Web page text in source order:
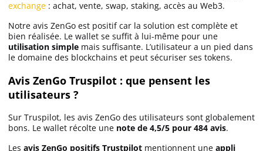
exchange : achat, vente, swap, staking, accès au Web3.
Notre avis ZenGo est positif car la solution est complète et
bien réalisée. Le wallet se suffit à lui-même pour une
utilisation simple mais suffisante. L’utilisateur a un pied dans
le domaine des blockchains et peut sécuriser ses tokens.
Avis ZenGo Truspilot : que pensent les
utilisateurs ?
Sur Truspilot, les avis ZenGo des utilisateurs sont globalement
bons. Le wallet récolte une note de 4,5/5 pour 484 avis.
Les avis ZenGo positifs Trustpilot mentionnent une appli